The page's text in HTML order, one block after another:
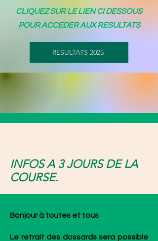
CLIQUEZ SUR LE LIEN CI DESSOUS
POUR ACCEDER AUX RESULTATS
RESULTATS 2025
INFOS A 3 JOURS DE LA
COURSE.
Bonjour à toutes et tous
Le retrait des dossards sera possible